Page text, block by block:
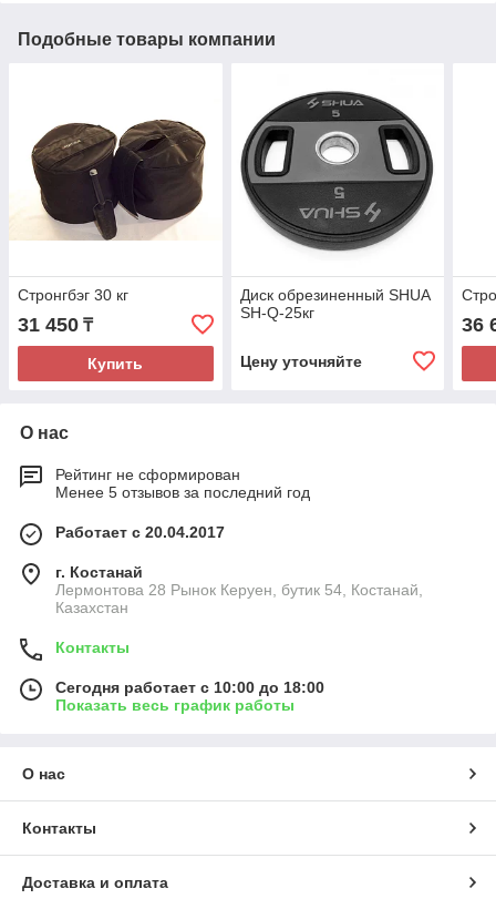
Подобные товары компании
Стронгбэг 30 кг
31 450 ₸
Купить
Диск обрезиненный SHUA
SH-Q-25кг
Цену уточняйте
36
О нас
Рейтинг не сформирован
Менее 5 отзывов за последний год
Работает с 20.04.2017
г. Костанай
Лермонтова 28 Рынок Керуен, бутик 54, Костанай,
Казахстан
Контакты
Сегодня работает с 10:00 до 18:00
Показать весь график работы
О нас
Контакты
Доставка и оплата